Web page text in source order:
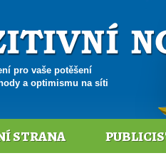
pro vaše potěšení
a optimismu na síti
STRANA